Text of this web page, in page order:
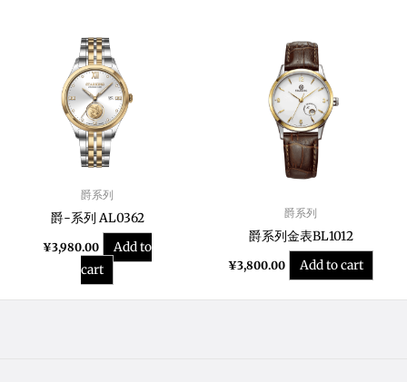
爵系列
爵-系列 AL0362
¥3,980.00
Add to
cart
爵系列
爵系列金表BL1012
¥3,800.00 Add to cart